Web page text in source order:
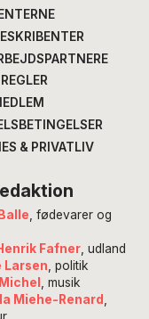
& PRIVATLIV
, fødevarer og
Fafner, udland
Larsen , politik
, musik
Miehe-Renard